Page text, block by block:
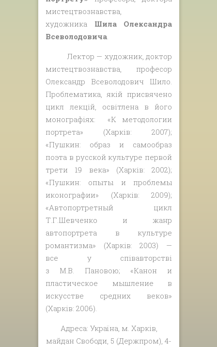
мистецтвознавства,
художника Шила Олександра
Всеволодовича.
Лектор — художник, доктор
мистецтвознавства, професор
Олександр Всеволодович Шило.
Проблематика, якій присвячено
цикл лекцій, освітлена в його
монографіях: «К методологии
портрета» (Харків: 2007);
«Пушкин: образ и самообраз
поэта в русской культуре первой
трети 19 века» (Харків: 2002);
«Пушкин: опыты и проблемы
иконографии» (Харків: 2009);
«Автопортретный цикл
Т.Г.Шевченко и жанр
автопортрета в культуре
романтизма» (Харків: 2003) —
все у співавторстві
з М.В. Пановою; «Канон и
пластическое мышление в
искусстве средних веков»
(Харків: 2006).
Адреса: Україна, м. Харків,
майдан Свободи, 5 (Держпром), 4-